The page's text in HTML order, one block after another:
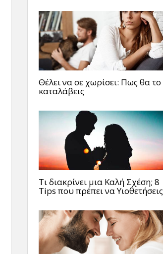
Θέλει να σε χωρίσει: Πως θα το
καταλάβεις
Τι διακρίνει μια Καλή Σχέση; 8
Tips που πρέπει να Υιοθετήσεις